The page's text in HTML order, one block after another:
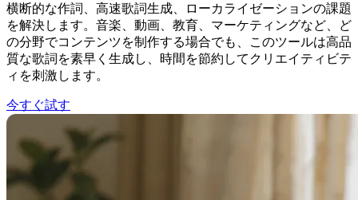
横断的な作詞、高速歌詞生成、ローカライゼーションの課題
を解決します。音楽、動画、教育、マーケティングなど、ど
の分野でコンテンツを制作する場合でも、このツールは高品
質な歌詞を素早く生成し、時間を節約してクリエイティビテ
ィを刺激します。
今すぐ試す